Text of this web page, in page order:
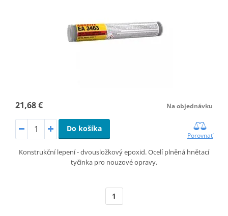
21,68 € Na objednávku
Do košíka
Porovnať
Konstrukční lepení - dvousložkový epoxid. Ocelí plněná hnětací
tyčinka pro nouzové opravy.
1